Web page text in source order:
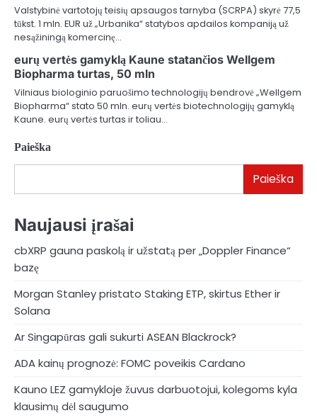
Valstybinė vartotojų teisių apsaugos tarnyba (SCRPA) skyrė 77,5
tūkst. 1 mln. EUR už „Urbanika“ statybos apdailos kompaniją už
nesąžiningą komercinę…
eurų vertės gamyklą Kaune statančios Wellgem
Biopharma turtas, 50 mln
Vilniaus biologinio paruošimo technologijų bendrovė „Wellgem
Biopharma“ stato 50 mln. eurų vertės biotechnologijų gamyklą
Kaune. eurų vertės turtas ir toliau…
Paieška
Paieška
Naujausi įrašai
cbXRP gauna paskolą ir užstatą per „Doppler Finance“
bazę
Morgan Stanley pristato Staking ETP, skirtus Ether ir
Solana
Ar Singapūras gali sukurti ASEAN Blackrock?
ADA kainų prognozė: FOMC poveikis Cardano
Kauno LEZ gamykloje žuvus darbuotojui, kolegoms kyla
klausimų dėl saugumo